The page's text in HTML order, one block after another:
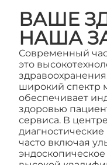
ВАШЕ
НАША
Современный
это
широкий спектр
обеспечивает
здоровью
сервиса. В
часто включая